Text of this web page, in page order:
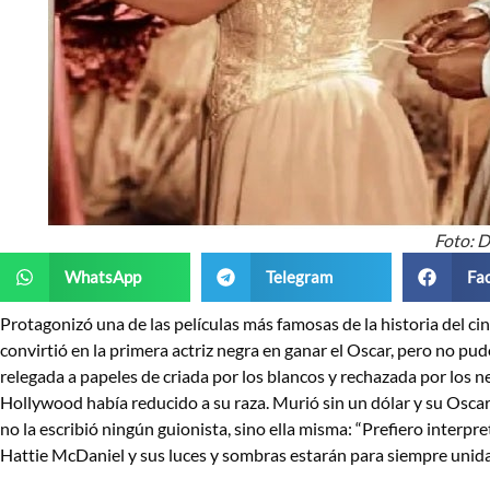
Foto:
WhatsApp Telegram
Protagonizó una de las películas más famosas de la historia del
convirtió en la primera actriz negra en ganar el Oscar, pero no
relegada a papeles de criada por los blancos y rechazada por los
Hollywood había reducido a su raza. Murió sin un dólar y su
no la escribió ningún guionista, sino ella misma: “Prefiero
Hattie McDaniel y sus luces y sombras estarán para siempre